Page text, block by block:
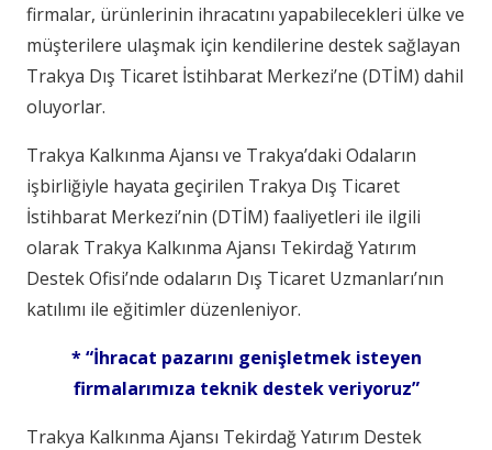
firmalar, ürünlerinin ihracatını yapabilecekleri ülke ve
müşterilere ulaşmak için kendilerine destek sağlayan
Trakya Dış Ticaret İstihbarat Merkezi’ne (DTİM) dahil
oluyorlar.
Trakya Kalkınma Ajansı ve Trakya’daki Odaların
işbirliğiyle hayata geçirilen Trakya Dış Ticaret
İstihbarat Merkezi’nin (DTİM) faaliyetleri ile ilgili
olarak Trakya Kalkınma Ajansı Tekirdağ Yatırım
Destek Ofisi’nde odaların Dış Ticaret Uzmanları’nın
katılımı ile eğitimler düzenleniyor.
* “İhracat pazarını genişletmek isteyen
firmalarımıza teknik destek veriyoruz”
Trakya Kalkınma Ajansı Tekirdağ Yatırım Destek